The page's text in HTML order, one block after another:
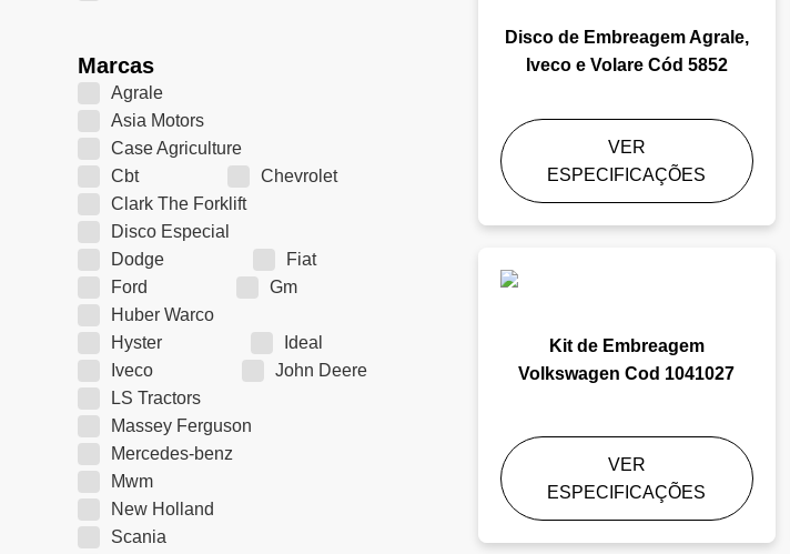
Marcas
Agrale
Asia Motors
Case Agriculture
Cbt
Chevrolet
Clark The Forklift
Disco Especial
Dodge
Fiat
Ford
Gm
Huber Warco
Hyster
Ideal
Iveco
John Deere
LS Tractors
Massey Ferguson
Mercedes-benz
Mwm
New Holland
Scania
Disco de Embreagem Agrale,
Iveco e Volare Cód 5852
VER
ESPECIFICAÇÕES
Kit de Embreagem
Volkswagen Cod 1041027
VER
ESPECIFICAÇÕES